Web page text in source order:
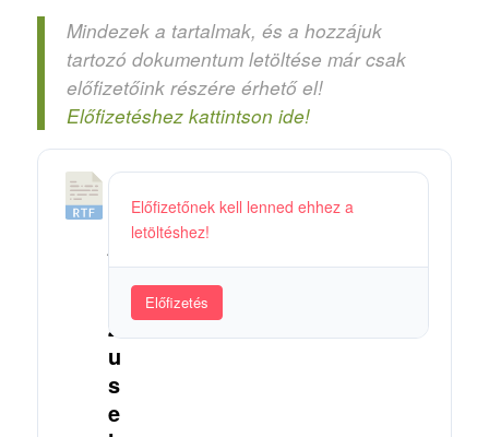
Mindezek a tartalmak, és a hozzájuk
tartozó dokumentum letöltése már csak
előfizetőink részére érhető el!
Előfizetéshez kattintson ide!
5
J
z
u
s
e
Előfizetőnek kell lenned ehhez a
letöltéshez!
Előfizetés